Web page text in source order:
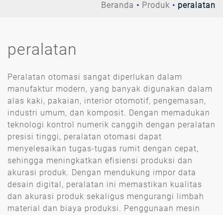
Beranda Produk peralatan
peralatan
Peralatan otomasi sangat diperlukan dalam
manufaktur modern, yang banyak digunakan dalam
alas kaki, pakaian, interior otomotif, pengemasan,
industri umum, dan komposit. Dengan memadukan
teknologi kontrol numerik canggih dengan peralatan
presisi tinggi, peralatan otomasi dapat
menyelesaikan tugas-tugas rumit dengan cepat,
sehingga meningkatkan efisiensi produksi dan
akurasi produk. Dengan mendukung impor data
desain digital, peralatan ini memastikan kualitas
dan akurasi produk sekaligus mengurangi limbah
material dan biaya produksi. Penggunaan mesin